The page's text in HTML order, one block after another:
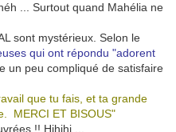
... Surtout quand Mahélia ne
sont mystérieux. Selon le
qui ont répondu "adorent
un peu compliqué de satisfaire
que tu fais, et ta grande
MERCI ET BISOUS"
!! Hihihi ...